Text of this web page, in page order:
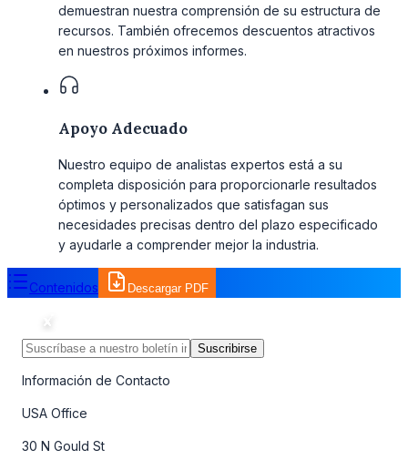
demuestran nuestra comprensión de su estructura de
recursos. También ofrecemos descuentos atractivos
en nuestros próximos informes.
Apoyo Adecuado
Nuestro equipo de analistas expertos está a su
completa disposición para proporcionarle resultados
óptimos y personalizados que satisfagan sus
necesidades precisas dentro del plazo especificado
y ayudarle a comprender mejor la industria.
Contenidos Descargar PDF
Suscribirse
Información de Contacto
USA Office
30 N Gould St